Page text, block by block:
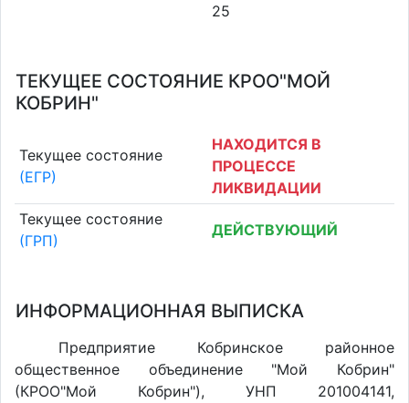
25
ТЕКУЩЕЕ СОСТОЯНИЕ КРОО"МОЙ
КОБРИН"
Текущее состояние
(ЕГР)
НАХОДИТСЯ В
ПРОЦЕССЕ
ЛИКВИДАЦИИ
Текущее состояние
(ГРП)
ДЕЙСТВУЮЩИЙ
ИНФОРМАЦИОННАЯ ВЫПИСКА
Предприятие Кобринское районное
общественное объединение "Мой Кобрин"
(КРОО"Мой Кобрин"), УНП 201004141,